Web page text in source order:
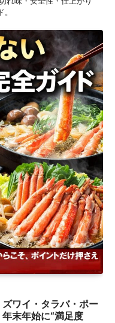
ワイ・タラバ・ポー
末年始に“満足度